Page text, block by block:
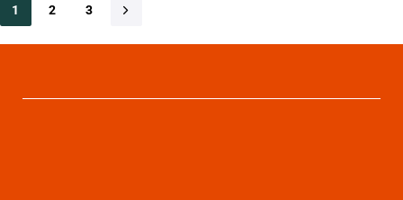
1 2 3